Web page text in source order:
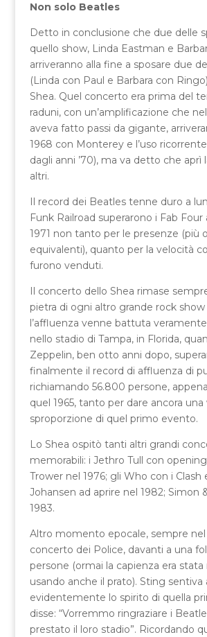
Non solo Beatles
Detto in conclusione che due delle
quello show, Linda Eastman e
arriveranno alla fine a sposare due
(Linda con Paul e Barbara con
Shea. Quel concerto era prima del
raduni, con un’amplificazione che
aveva fatto passi da gigante,
1968 con Monterey e l’uso
dagli anni ’70), ma va detto che aprì
altri.
Il record dei Beatles tenne duro a
Funk Railroad superarono i Fab Four
1971 non tanto per le presenze (più
equivalenti), quanto per la velocità
furono venduti.
Il concerto dello Shea rimase
pietra di ogni altro grande rock
l’affluenza venne battuta
nello stadio di Tampa, in Florida,
Zeppelin, ben otto anni dopo,
finalmente il record di affluenza di
richiamando 56.800 persone,
quel 1965, tanto per dare ancora una
sproporzione di quel primo evento.
Lo Shea ospitò tanti altri grandi
memorabili: i Jethro Tull con
Trower nel 1976; gli Who con i Clash
Johansen ad aprire nel 1982; Simon
1983.
Altro momento epocale, sempre nel
concerto dei Police, davanti a una
persone (ormai la capienza era
usando anche il prato). Sting sentiva
evidentemente lo spirito di quella
disse: “Vorremmo ringraziare i
prestato il loro stadio”. Ricordando